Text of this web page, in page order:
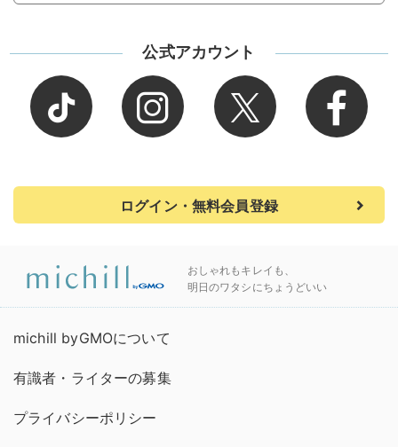
公式アカウント
ログイン・無料会員登録
おしゃれもキレイも、
明日のワタシにちょうどいい
michill byGMOについて
有識者・ライターの募集
プライバシーポリシー